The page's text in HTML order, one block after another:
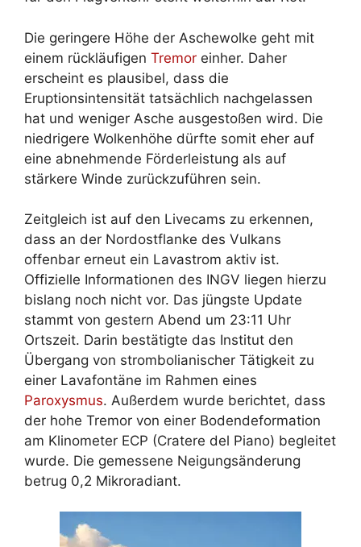
Die geringere Höhe der Aschewolke geht mit
einem rückläufigen Tremor einher. Daher
erscheint es plausibel, dass die
Eruptionsintensität tatsächlich nachgelassen
hat und weniger Asche ausgestoßen wird. Die
niedrigere Wolkenhöhe dürfte somit eher auf
eine abnehmende Förderleistung als auf
stärkere Winde zurückzuführen sein.
Zeitgleich ist auf den Livecams zu erkennen,
dass an der Nordostflanke des Vulkans
offenbar erneut ein Lavastrom aktiv ist.
Offizielle Informationen des INGV liegen hierzu
bislang noch nicht vor. Das jüngste Update
stammt von gestern Abend um 23:11 Uhr
Ortszeit. Darin bestätigte das Institut den
Übergang von strombolianischer Tätigkeit zu
einer Lavafontäne im Rahmen eines
Paroxysmus. Außerdem wurde berichtet, dass
der hohe Tremor von einer Bodendeformation
am Klinometer ECP (Cratere del Piano) begleitet
wurde. Die gemessene Neigungsänderung
betrug 0,2 Mikroradiant.